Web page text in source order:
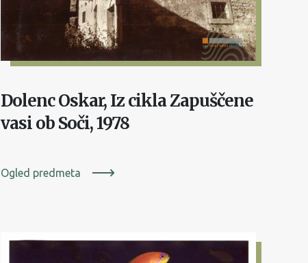
Dolenc Oskar, Iz cikla Zapuščene
vasi ob Soči, 1978
Ogled predmeta